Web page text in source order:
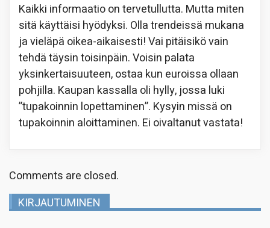
Kaikki informaatio on tervetullutta. Mutta miten
sitä käyttäisi hyödyksi. Olla trendeissä mukana
ja vieläpä oikea-aikaisesti! Vai pitäisikö vain
tehdä täysin toisinpäin. Voisin palata
yksinkertaisuuteen, ostaa kun euroissa ollaan
pohjilla. Kaupan kassalla oli hylly, jossa luki
”tupakoinnin lopettaminen”. Kysyin missä on
tupakoinnin aloittaminen. Ei oivaltanut vastata!
Comments are closed.
KIRJAUTUMINEN